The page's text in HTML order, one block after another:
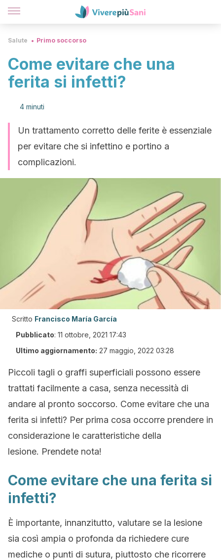
Salute Primo soccorso
Come evitare che una
ferita si infetti?
4 minuti
Un trattamento corretto delle ferite è essenziale
per evitare che si infettino e portino a
complicazioni.
Scritto Francisco María García
Pubblicato: 11 ottobre, 2021 17:43
Ultimo aggiornamento: 27 maggio, 2022 03:28
Piccoli tagli o graffi superficiali possono essere
trattati facilmente a casa, senza necessità di
andare al pronto soccorso. Come evitare che una
ferita si infetti? Per prima cosa occorre prendere in
considerazione le caratteristiche della
lesione. Prendete nota!
Come evitare che una ferita si
infetti?
È importante, innanzitutto, valutare se la lesione
sia così ampia o profonda da richiedere cure
mediche o punti di sutura, piuttosto che ricorrere